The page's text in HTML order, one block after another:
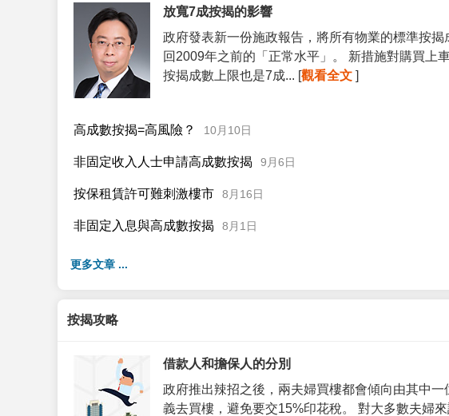
放寬7成按揭的影響
政府發表新一份施政報告，將所有物業的標準按
回2009年之前的「正常水平」。 新措施對購買上
按揭成數上限也是7成... [觀看全文 ]
高成數按揭=高風險？ 10月10日
非固定收入人士申請高成數按揭 9月6日
按保租賃許可難刺激樓市 8月16日
非固定入息與高成數按揭 8月1日
更多文章 ...
按揭攻略
借款人和擔保人的分別
政府推出辣招之後，兩夫婦買樓都會傾向由其中
義去買樓，避免要交15%印花稅。 對大多數夫婦